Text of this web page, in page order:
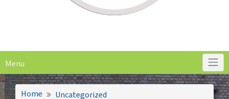
Menu
Home
Uncategorized